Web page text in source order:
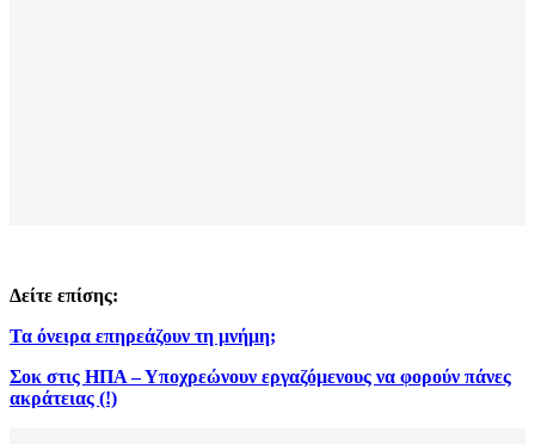
Δείτε επίσης:
Τα όνειρα επηρεάζουν τη μνήμη;
Σοκ στις ΗΠΑ – Υποχρεώνουν εργαζόμενους να φορούν πάνες
ακράτειας (!)